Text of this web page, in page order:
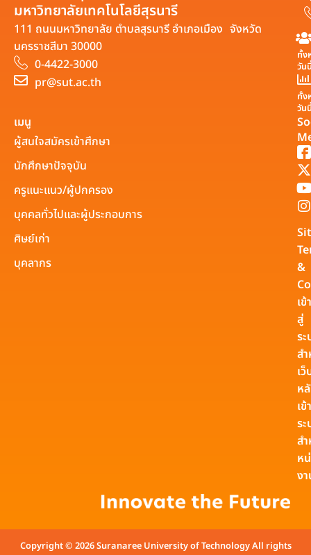
มหาวิทยาลัยเทคโนโลยีสุรนารี
111 ถนนมหาวิทยาลัย ตำบลสุรนารี อำเภอเมือง จังหวัด
นครราชสีมา 30000
0-4422-3000
pr@sut.ac.th
ทั้ง
วัน
ทั้ง
วัน
เมนู
ผู้สนใจสมัครเข้าศึกษา
นักศึกษาปัจจุบัน
ครูแนะแนว/ผู้ปกครอง
บุคคลทั่วไปและผู้ประกอบการ
ศิษย์เก่า
บุคลากร
&
เข้า
สู่
ร
ส
เ
ห
เข้
ร
ส
ห
ง
Copyright © 2026 Suranaree University of Technology All rights